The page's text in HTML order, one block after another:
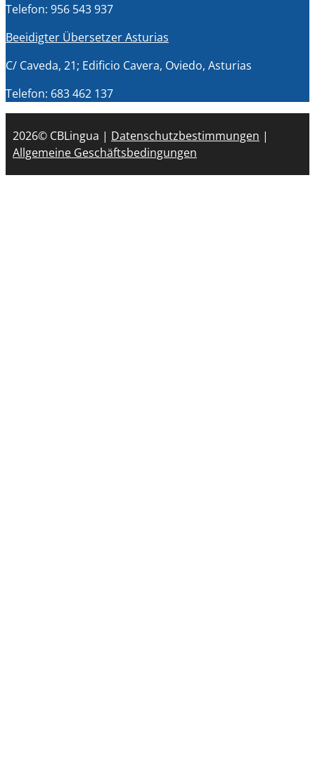
Telefon: 956 543 937
Beeidigter Übersetzer Asturias
C/ Caveda, 21; Edificio Cavera, Oviedo, Asturias
Telefon: 683 462 137
2026© CBLingua | Datenschutzbestimmungen |
Allgemeine Geschäftsbedingungen